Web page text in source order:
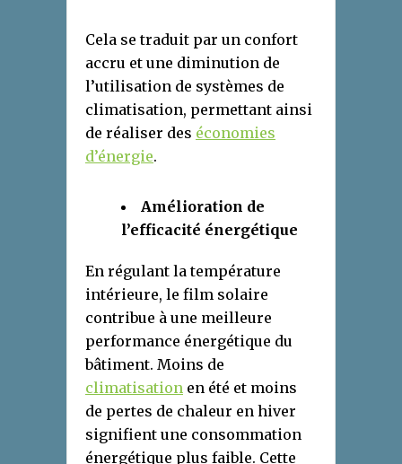
Cela se traduit par un confort
accru et une diminution de
l’utilisation de systèmes de
climatisation, permettant ainsi
de réaliser des économies
d’énergie.
Amélioration de
l’efficacité énergétique
En régulant la température
intérieure, le film solaire
contribue à une meilleure
performance énergétique du
bâtiment. Moins de
climatisation en été et moins
de pertes de chaleur en hiver
signifient une consommation
énergétique plus faible. Cette